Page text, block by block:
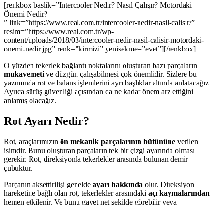
[renkbox baslik=”Intercooler Nedir? Nasıl Çalışır? Motordaki
Önemi Nedir?
” link=”https://www.real.com.tr/intercooler-nedir-nasil-calisir/”
resim=”https://www.real.com.tr/wp-
content/uploads/2018/03/intercooler-nedir-nasil-calisir-motordaki-
onemi-nedir.jpg” renk=”kirmizi” yenisekme=”evet”][/renkbox]
O yüzden tekerlek bağlantı noktalarını oluşturan bazı parçaların
mukavemeti ve düzgün çalışabilmesi çok önemlidir. Sizlere bu
yazımında rot ve balans işlemlerini ayrı başlıklar altında anlatacağız.
Ayrıca sürüş güvenliği açısından da ne kadar önem arz ettiğini
anlamış olacağız.
Rot Ayarı Nedir?
Rot, araçlarımızın ön mekanik parçalarının bütününe verilen
isimdir. Bunu oluşturan parçaların tek bir çizgi ayarında olması
gerekir. Rot, direksiyonla tekerlekler arasında bulunan demir
çubuktur.
Parçanın aksettirilişi genelde ayarı hakkında olur. Direksiyon
hareketine bağlı olan rot, tekerlekler arasındaki açı kaymalarından
hemen etkilenir. Ve bunu gayet net şekilde görebilir veya